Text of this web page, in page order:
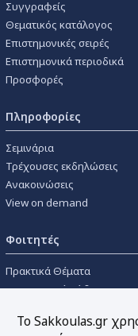
Συγγραφείς
Θεματικός κατάλογος
Επιστημονικές σειρές
Επιστημονικά περιοδικά
Προσφορές
Πληροφορίες
Σεμινάρια
Τρέχουσες εκδηλώσεις
Ανακοινώσεις
View on demand
Φοιτητές
Πρακτικά Θέματα
Οικονομικοί Κώδικες
Συγγραμμάτων
Το Sakkoulas.gr